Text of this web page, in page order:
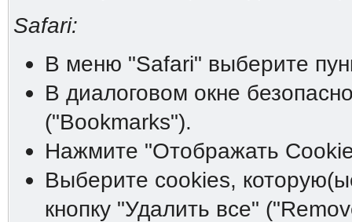
Safari:
В меню "Safari" выберите
В диалоговом окне
("Bookmarks").
Нажмите "Отображать
Выберите cookies,
кнопку "Удалить все"